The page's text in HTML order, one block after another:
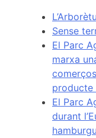
Sense
El Parc
marxa
producte
El Parc
durant